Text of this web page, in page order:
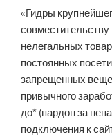
«Гидры
нелегальных
постоянных
запрещенных
привычного
до* (пардон за
подключения к